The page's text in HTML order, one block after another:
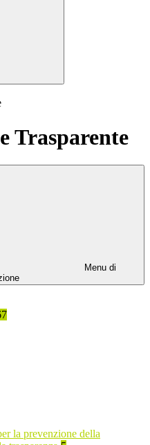
Trasparente
Menu di
la prevenzione della